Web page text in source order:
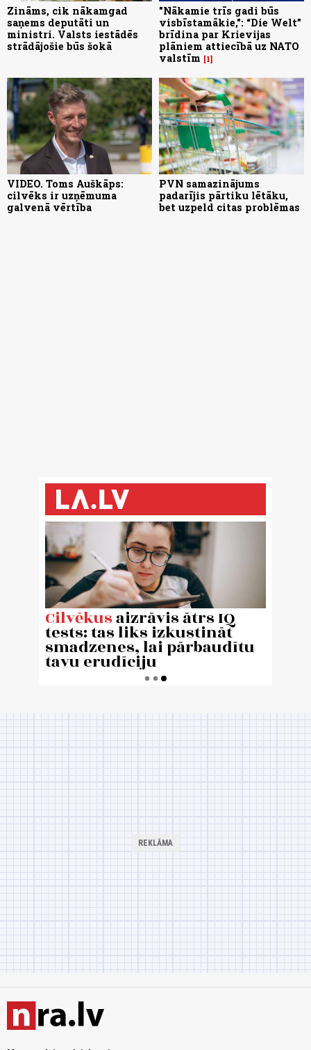
Zināms, cik nākamgad
saņems deputāti un
ministri. Valsts iestādēs
strādājošie būs šokā
"Nākamie trīs gadi būs
visbīstamākie,": “Die Welt”
brīdina par Krievijas
plāniem attiecībā uz NATO
valstīm
1
VIDEO. Toms Auškāps:
cilvēks ir uzņēmuma
galvenā vērtība
PVN samazinājums
padarījis pārtiku lētāku,
bet uzpeld citas problēmas